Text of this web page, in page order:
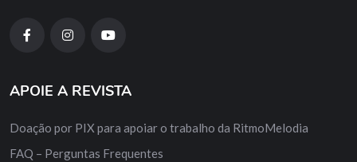
APOIE A REVISTA
Doação por PIX para apoiar o trabalho da RitmoMelodia
FAQ – Perguntas Frequentes